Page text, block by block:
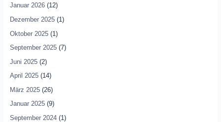
Januar 2026(12)
Dezember 2025(1)
Oktober 2025(1)
September 2025(7)
Juni 2025(2)
April 2025(14)
März 2025(26)
Januar 2025(9)
September 2024(1)